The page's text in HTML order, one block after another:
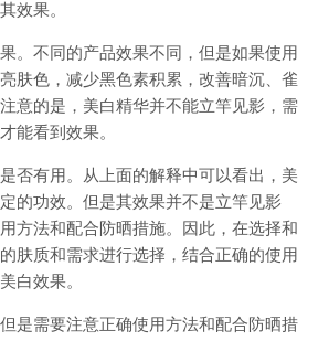
效果。
。不同的产品效果不同，但是如果使用
肤色，减少黑色素积累，改善暗沉、雀
意的是，美白精华并不能立竿见影，需
能看到效果。
否有用。从上面的解释中可以看出，美
的功效。但是其效果并不是立竿见影
方法和配合防晒措施。因此，在选择和
肤质和需求进行选择，结合正确的使用
白效果。
是需要注意正确使用方法和配合防晒措